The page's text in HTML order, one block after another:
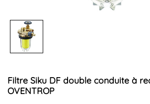
Filtre Siku DF double conduite à recyclage -
OVENTROP